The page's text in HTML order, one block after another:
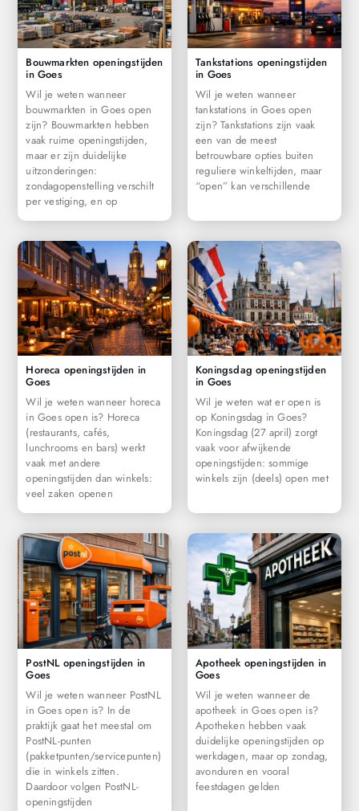
Bouwmarkten openingstijden
in Goes
Wil je weten wanneer
bouwmarkten in Goes open
zijn? Bouwmarkten hebben
vaak ruime openingstijden,
maar er zijn duidelijke
uitzonderingen:
zondagopenstelling verschilt
per vestiging, en op
Tankstations openingstijden
in Goes
Wil je weten wanneer
tankstations in Goes open
zijn? Tankstations zijn vaak
een van de meest
betrouwbare opties buiten
reguliere winkeltijden, maar
“open” kan verschillende
Horeca openingstijden in
Goes
Wil je weten wanneer horeca
in Goes open is? Horeca
(restaurants, cafés,
lunchrooms en bars) werkt
vaak met andere
openingstijden dan winkels:
veel zaken openen
Koningsdag openingstijden
in Goes
Wil je weten wat er open is
op Koningsdag in Goes?
Koningsdag (27 april) zorgt
vaak voor afwijkende
openingstijden: sommige
winkels zijn (deels) open met
PostNL openingstijden in
Goes
Wil je weten wanneer PostNL
in Goes open is? In de
praktijk gaat het meestal om
PostNL-punten
(pakketpunten/servicepunten)
die in winkels zitten.
Daardoor volgen PostNL-
openingstijden
Apotheek openingstijden in
Goes
Wil je weten wanneer de
apotheek in Goes open is?
Apotheken hebben vaak
duidelijke openingstijden op
werkdagen, maar op zondag,
avonduren en vooral
feestdagen gelden